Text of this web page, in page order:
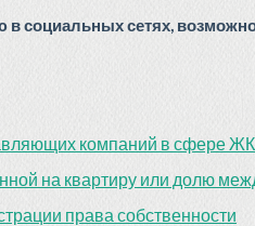
социальных сетях,
компаний в сфере
на квартиру или долю
права собственности